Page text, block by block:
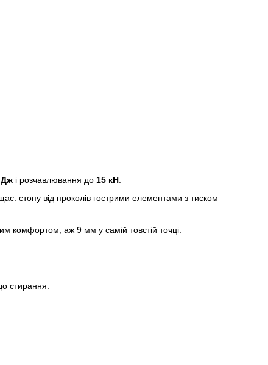
Джі розчавлювання до 15 кН.
стопу від проколів гострими елементами з тиском
комфортом, аж 9 мм у самій товстій точці.
стирання.